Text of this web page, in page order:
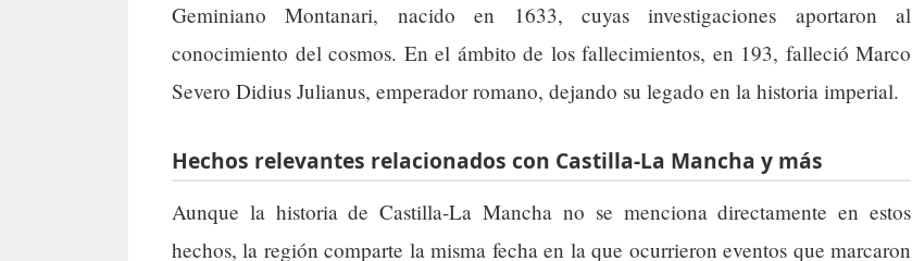
Geminiano Montanari, nacido en 1633, cuyas investigaciones aportaron al
conocimiento del cosmos. En el ámbito de los fallecimientos, en 193, falleció Marco
Severo Didius Julianus, emperador romano, dejando su legado en la historia imperial.
Hechos relevantes relacionados con Castilla-La Mancha y más
Aunque la historia de Castilla-La Mancha no se menciona directamente en estos
hechos, la región comparte la misma fecha en la que ocurrieron eventos que marcaron